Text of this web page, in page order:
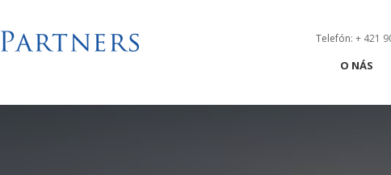
Telefón: + 421
O NÁS